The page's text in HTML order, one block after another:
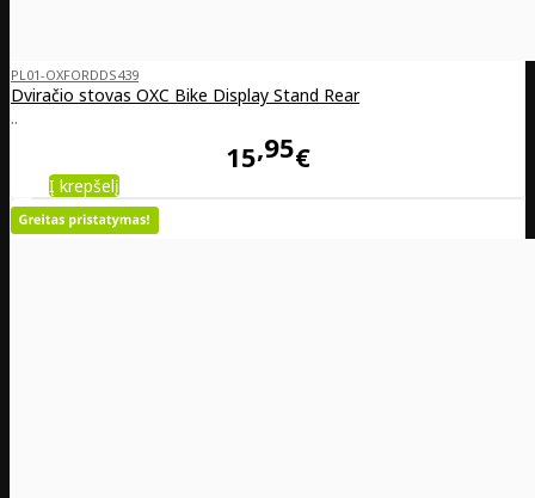
PL01-OXFORDDS439
Dviračio stovas OXC Bike Display Stand Rear
..
15 95€
Į krepšelį